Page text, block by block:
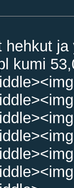
hehkut
kumi